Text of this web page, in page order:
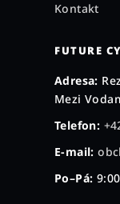
Kontakt
FUTURE
Adresa:
Mezi
Telefon:
E-mail:
Po–Pá: